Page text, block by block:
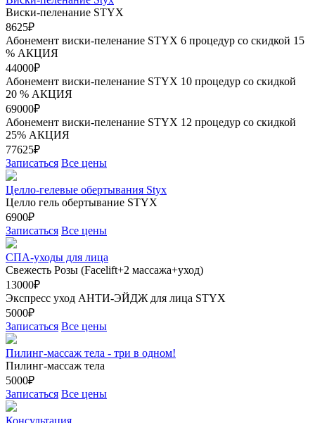
Виски-пеленание STYX
8625₽
Абонемент виски-пеленание STYX 6 процедур со скидкой 15
% АКЦИЯ
44000₽
Абонемент виски-пеленание STYX 10 процедур со скидкой
20 % АКЦИЯ
69000₽
Абонемент виски-пеленание STYX 12 процедур со скидкой
25% АКЦИЯ
77625₽
Записаться Все цены
Целло-гелевые обертывания Styx
Целло гель обертывание STYX
6900₽
Записаться Все цены
СПА-уходы для лица
Свежесть Розы (Facelift+2 массажа+уход)
13000₽
Экспресс уход АНТИ-ЭЙДЖ для лица STYX
5000₽
Записаться Все цены
Пилинг-массаж тела - три в одном!
Пилинг-массаж тела
5000₽
Записаться Все цены
Консультация